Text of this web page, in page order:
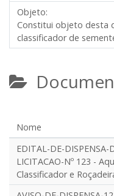
Objeto:
Constitui objeto desta
classificador de
Nome
EDITAL-DE-DISPENSA-
LICITACAO-Nº 123 -
Classificador e